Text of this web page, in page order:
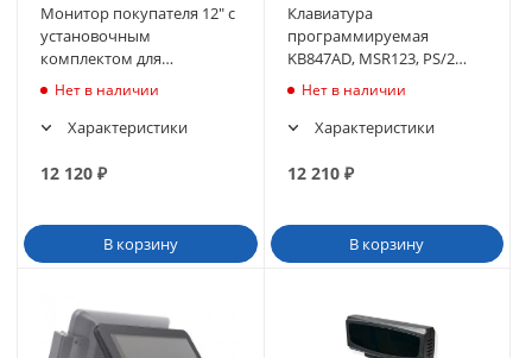
Монитор покупателя 12" с
установочным
комплектом для
сенсорного моноблока
Нет в наличии
Характеристики
12 120 ₽
В корзину
Клавиатура
программируемая
KB847AD, MSR123, PS/2
(черный)
Нет в наличии
Характеристики
12 210₽
В корзину